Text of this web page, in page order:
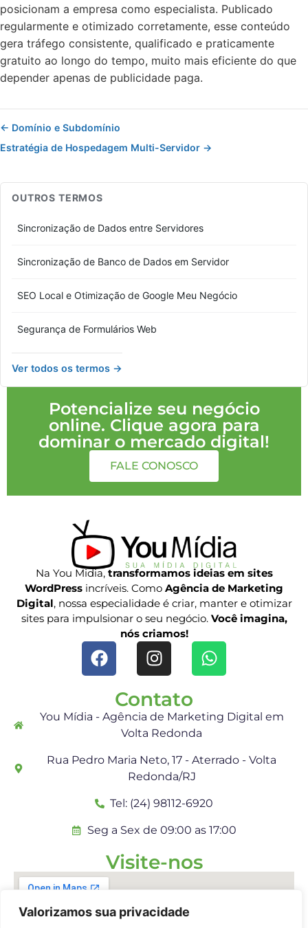
Valorizamos sua privacidade
posicionam a empresa como especialista. Publicado
regularmente e otimizado corretamente, esse conteúdo
gera tráfego consistente, qualificado e praticamente
gratuito ao longo do tempo, muito mais eficiente do que
depender apenas de publicidade paga.
← Domínio e Subdomínio
Estratégia de Hospedagem Multi-Servidor →
OUTROS TERMOS
Sincronização de Dados entre Servidores
Sincronização de Banco de Dados em Servidor
SEO Local e Otimização de Google Meu Negócio
Segurança de Formulários Web
Ver todos os termos →
Potencialize seu negócio
online. Clique agora para
dominar o mercado digital!
FALE CONOSCO
Na You Midia, transformamos ideias em sites
WordPress incríveis. Como Agência de Marketing
Digital, nossa especialidade é criar, manter e otimizar
sites para impulsionar o seu negócio. Você imagina,
nós criamos!
Contato
You Mídia - Agência de Marketing Digital em
Volta Redonda
Rua Pedro Maria Neto, 17 - Aterrado - Volta
Redonda/RJ
Tel: (24) 98112-6920
Seg a Sex de 09:00 as 17:00
Visite-nos